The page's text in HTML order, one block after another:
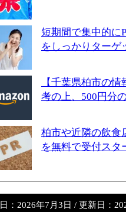
短期間で集中的に
をしっかりターゲ
【千葉県柏市の
考の上、500円分
柏市や近隣の飲食
を無料で受付スタ
： 2026年7月3日 / 更新日：